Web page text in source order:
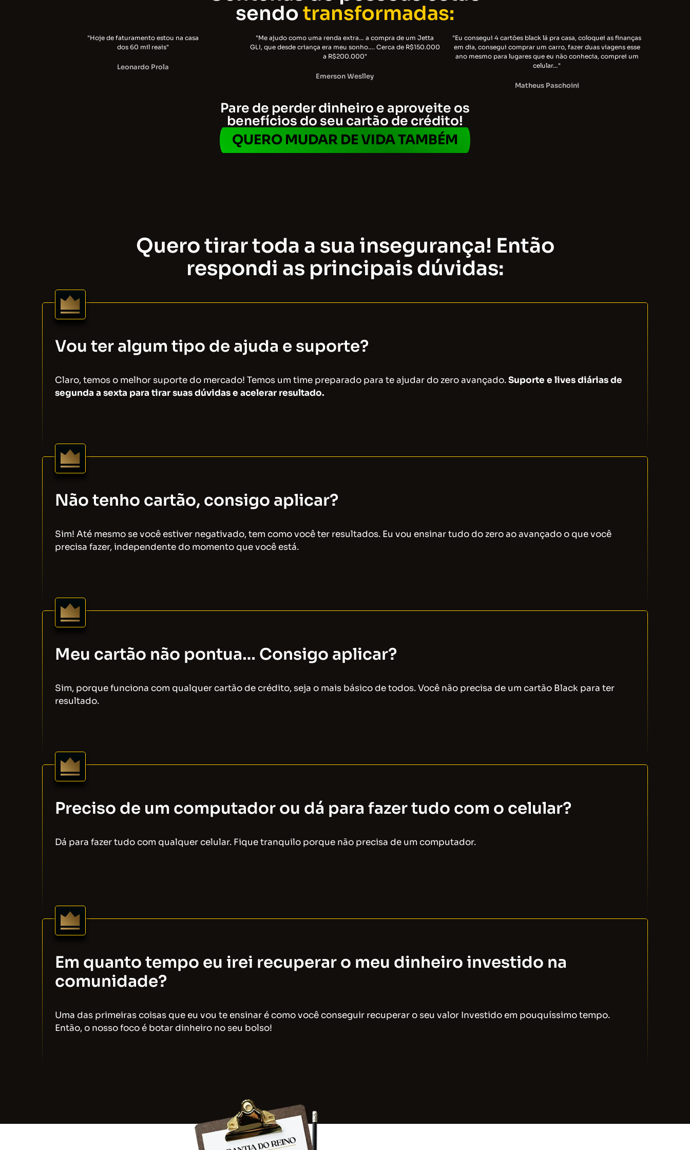
sendotransformadas:
"Hoje de faturamento estou na casa
dos 60 mil reais"
Leonardo Prola
"Me ajudo como uma renda extra… a compra de um Jetta
GLI, que desde criança era meu sonho…. Cerca de R$150.000
a R$200.000"
Emerson Weslley
"Eu consegui 4 cartões black lá pra casa, coloquei as finanças
em dia, consegui comprar um carro, fazer duas viagens esse
ano mesmo para lugares que eu não conhecia, comprei um
celular…"
Matheus Paschoini
Pare de perder dinheiro e aproveite os
benefícios do seu cartão de crédito!
QUERO MUDAR DE VIDA TAMBÉM
Quero tirar toda a sua insegurança! Então
respondi as principais dúvidas:
Vou ter algum tipo de ajuda e suporte?
Claro, temos o melhor suporte do mercado! Temos um time preparado para te ajudar do zero avançado.Suporte e lives diárias de
segunda a sexta para tirar suas dúvidas e acelerar resultado.
Não tenho cartão, consigo aplicar?
Sim! Até mesmo se você estiver negativado, tem como você ter resultados. Eu vou ensinar tudo do zero ao avançado o que você
precisa fazer, independente do momento que você está.
Meu cartão não pontua… Consigo aplicar?
Sim, porque funciona com qualquer cartão de crédito, seja o mais básico de todos. Você não precisa de um cartão Black para ter
resultado.
Preciso de um computador ou dá para fazer tudo com o celular?
Dá para fazer tudo com qualquer celular. Fique tranquilo porque não precisa de um computador.
Em quanto tempo eu irei recuperar o meu dinheiro investido na
comunidade?
Uma das primeiras coisas que eu vou te ensinar é como você conseguir recuperar o seu valor Investido em pouquíssimo tempo.
Então, o nosso foco é botar dinheiro no seu bolso!